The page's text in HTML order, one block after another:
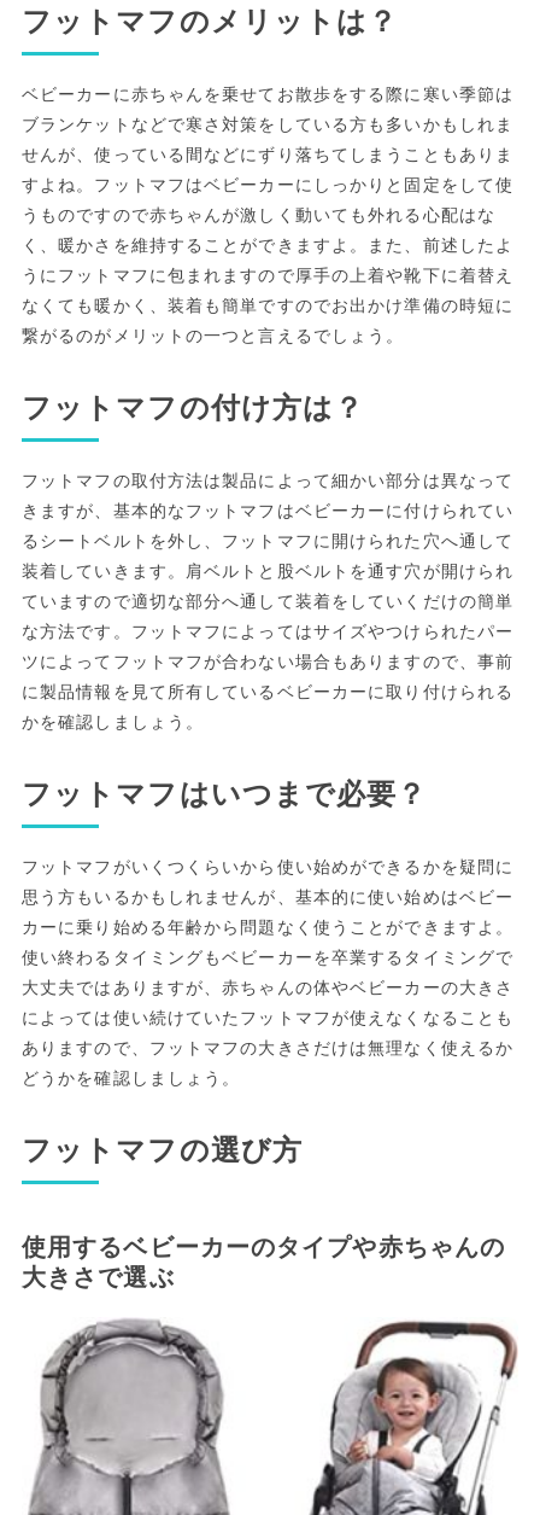
フットマフのメリットは？
ベビーカーに赤ちゃんを乗せてお散歩をする際に寒い季節は
ブランケットなどで寒さ対策をしている方も多いかもしれま
せんが、使っている間などにずり落ちてしまうこともありま
すよね。フットマフはベビーカーにしっかりと固定をして使
うものですので赤ちゃんが激しく動いても外れる心配はな
く、暖かさを維持することができますよ。また、前述したよ
うにフットマフに包まれますので厚手の上着や靴下に着替え
なくても暖かく、装着も簡単ですのでお出かけ準備の時短に
繋がるのがメリットの一つと言えるでしょう。
フットマフの付け方は？
フットマフの取付方法は製品によって細かい部分は異なって
きますが、基本的なフットマフはベビーカーに付けられてい
るシートベルトを外し、フットマフに開けられた穴へ通して
装着していきます。肩ベルトと股ベルトを通す穴が開けられ
ていますので適切な部分へ通して装着をしていくだけの簡単
な方法です。フットマフによってはサイズやつけられたパー
ツによってフットマフが合わない場合もありますので、事前
に製品情報を見て所有しているベビーカーに取り付けられる
かを確認しましょう。
フットマフはいつまで必要？
フットマフがいくつくらいから使い始めができるかを疑問に
思う方もいるかもしれませんが、基本的に使い始めはベビー
カーに乗り始める年齢から問題なく使うことができますよ。
使い終わるタイミングもベビーカーを卒業するタイミングで
大丈夫ではありますが、赤ちゃんの体やベビーカーの大きさ
によっては使い続けていたフットマフが使えなくなることも
ありますので、フットマフの大きさだけは無理なく使えるか
どうかを確認しましょう。
フットマフの選び方
使用するベビーカーのタイプや赤ちゃんの
大きさで選ぶ